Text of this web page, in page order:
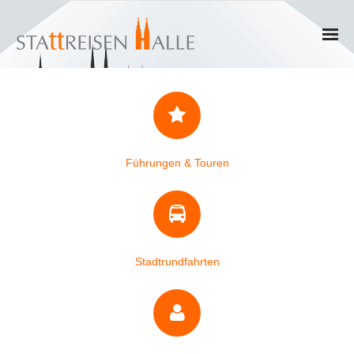
Termine
Gruppen
- Private Gruppen
- Firmengruppen
Führungen & Rundgänge
Führungen & Touren
Stadtrundfahrten